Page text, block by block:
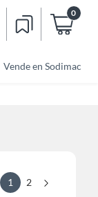
0
Vende en Sodimac
1 2